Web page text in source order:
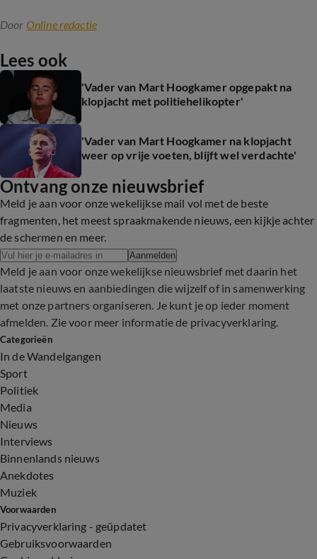
Door Online redactie
Lees ook
'Vader van Mart Hoogkamer opgepakt na
klopjacht met politiehelikopter'
'Vader van Mart Hoogkamer na klopjacht
weer op vrije voeten, blijft wel verdachte'
Ontvang onze nieuwsbrief
Meld je aan voor onze wekelijkse mail vol met de beste
fragmenten, het meest spraakmakende nieuws, een kijkje achter
de schermen en meer.
Aanmelden
Meld je aan voor onze wekelijkse nieuwsbrief met daarin het
laatste nieuws en aanbiedingen die wijzelf of in samenwerking
met onze partners organiseren. Je kunt je op ieder moment
afmelden. Zie voor meer informatie de privacyverklaring.
Categorieën
In de Wandelgangen
Sport
Politiek
Media
Nieuws
Interviews
Binnenlands nieuws
Anekdotes
Muziek
Voorwaarden
Privacyverklaring - geüpdatet
Gebruiksvoorwaarden